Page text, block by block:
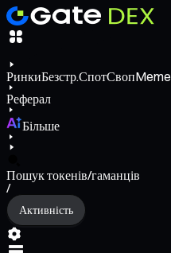
РинкиБезстр.СпотСвопMeme
Реферал
Більше
Пошук токенів/гаманців
/
Активність